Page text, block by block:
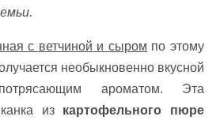
с ветчиной и сыром по этому
необыкновенно вкусной
ароматом. Эта
из картофельного пюре